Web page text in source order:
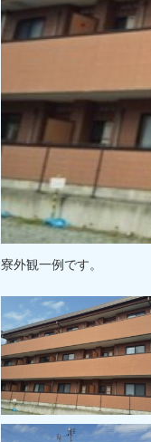
寮外観一例です。